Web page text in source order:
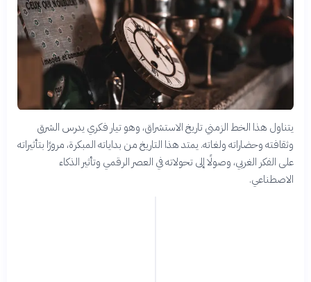
يتناول هذا الخط الزمني تاريخ الاستشراق، وهو تيار فكري يدرس الشرق
وثقافته وحضاراته ولغاته. يمتد هذا التاريخ من بداياته المبكرة، مرورًا بتأثيراته
على الفكر الغربي، وصولًا إلى تحولاته في العصر الرقمي وتأثير الذكاء
الاصطناعي.